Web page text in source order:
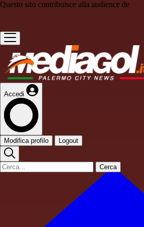
Questo sito contribuisce alla audience de
Accedi
Modifica profilo Logout
Cerca